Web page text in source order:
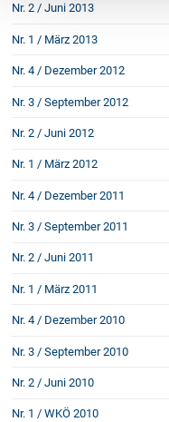
Nr. 2 / Juni 2013
Nr. 1 / März 2013
Nr. 4 / Dezember 2012
Nr. 3 / September 2012
Nr. 2 / Juni 2012
Nr. 1 / März 2012
Nr. 4 / Dezember 2011
Nr. 3 / September 2011
Nr. 2 / Juni 2011
Nr. 1 / März 2011
Nr. 4 / Dezember 2010
Nr. 3 / September 2010
Nr. 2 / Juni 2010
Nr. 1 / WKÖ 2010